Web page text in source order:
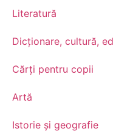
Literatură
Dicționare, cultură,
Cărți pentru copii
Artă
Istorie și geografie